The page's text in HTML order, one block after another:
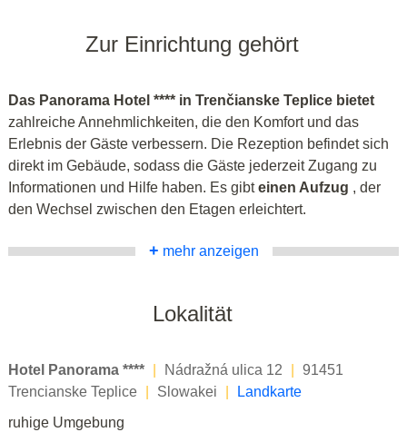
Zur Einrichtung gehört
Das Panorama Hotel **** in Trenčianske Teplice bietet
zahlreiche Annehmlichkeiten, die den Komfort und das
Erlebnis der Gäste verbessern. Die Rezeption befindet sich
direkt im Gebäude, sodass die Gäste jederzeit Zugang zu
Informationen und Hilfe haben. Es gibteinen Aufzug , der
den Wechsel zwischen den Etagen erleichtert.
+ mehr anzeigen
Lokalität
Hotel Panorama **** Nádražná ulica 12
91451
Trencianske Teplice
Slowakei
Landkarte
ruhige Umgebung